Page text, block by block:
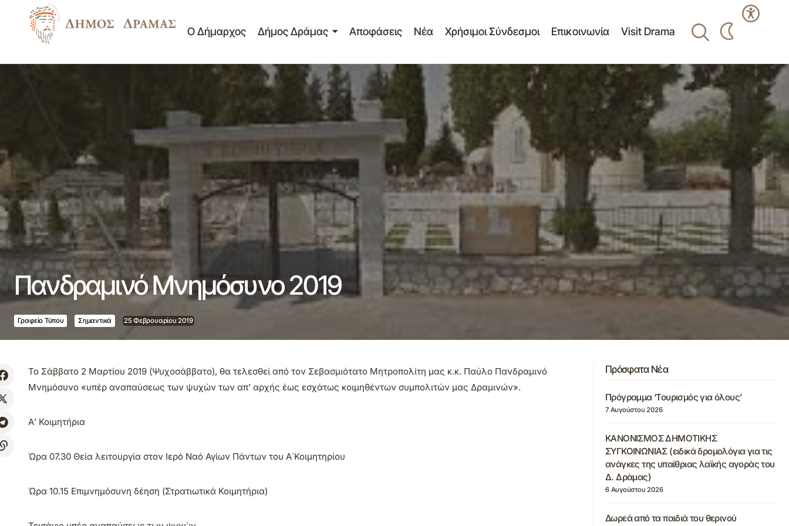
Ο Δήμαρχος Δήμος Δράμας Αποφάσεις Νέα Χρήσιμοι Σύνδεσμοι Επικοινωνία Visit Drama
Γραφείο Τύπου Σημαντικά Πανδραμινό Μνημόσυνο 2019
Πίνακας θεμάτων της 3ης/18-2-2019
συνεδρίασης της ΔΕΠ
Πανδραμινό Μνημόσυνο 2019
Γραφείο Τύπου Σημαντικά 25 Φεβρουαρίου 2019
Το Σάββατο 2 Μαρτίου 2019 (Ψυχοσάββατο), θα τελεσθεί από τον Σεβασμιότατο Μητροπολίτη μας κ.κ. Παύλο Πανδραμινό
Μνημόσυνο «υπέρ αναπαύσεως των ψυχών των απ’ αρχής έως εσχάτως κοιμηθέντων συμπολιτών μας Δραμινών».
Α’ Κοιμητήρια
Ώρα 07.30 Θεία λειτουργία στον Ιερό Ναό Αγίων Πάντων του Α΄Κοιμητηρίου
Ώρα 10.15 Επιμνημόσυνη δέηση (Στρατιωτικά Κοιμητήρια)
Πρόσφατα Νέα
Πρόγραμμα ‘Τουρισμός για όλους’
7 Αυγούστου 2026
ΚΑΝΟΝΙΣΜΟΣ ΔΗΜΟΤΙΚΗΣ
ΣΥΓΚΟΙΝΩΝΙΑΣ (ειδικά δρομολόγια για τις
ανάγκες της υπαίθριας λαϊκής αγοράς του
Δ. Δράμας)
6 Αυγούστου 2026
Δωρεά από τα παιδιά του θερινού